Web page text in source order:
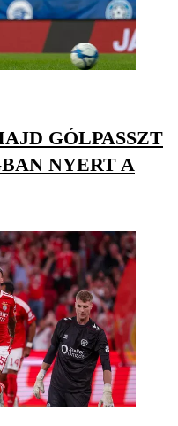
GÓLPASSZT
NYERT A